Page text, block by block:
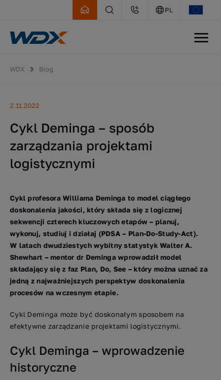
PL
WDX Blog
2.11.2022
Cykl Deminga – sposób
zarządzania projektami
logistycznymi
Cykl profesora Williama Deminga to model ciągłego
doskonalenia jakości, który składa się z logicznej
sekwencji czterech kluczowych etapów – planuj,
wykonuj, studiuj i działaj (PDSA – Plan-Do-Study-Act).
W latach dwudziestych wybitny statystyk Walter A.
Shewhart – mentor dr Deminga wprowadził model
składający się z faz Plan, Do, See – który można uznać za
jedną z najważniejszych perspektyw doskonalenia
procesów na wczesnym etapie.
Cykl Deminga może być doskonałym sposobem na
efektywne zarządzanie projektami logistycznymi.
Cykl Deminga – wprowadzenie
historyczne